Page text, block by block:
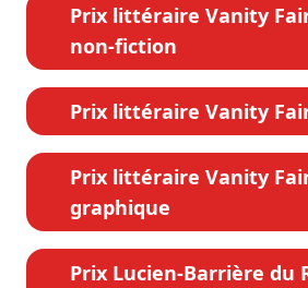
Prix littéraire Vanity
non-fiction
Prix littéraire Vanity
Prix littéraire Vanity
graphique
Prix Lucien-Barrière du